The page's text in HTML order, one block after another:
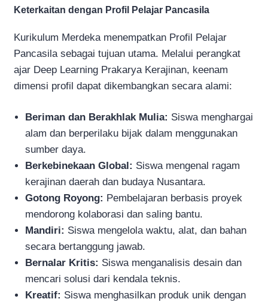
Keterkaitan dengan Profil Pelajar Pancasila
Kurikulum Merdeka menempatkan Profil Pelajar
Pancasila sebagai tujuan utama. Melalui perangkat
ajar Deep Learning Prakarya Kerajinan, keenam
dimensi profil dapat dikembangkan secara alami:
Beriman dan Berakhlak Mulia: Siswa menghargai
alam dan berperilaku bijak dalam menggunakan
sumber daya.
Berkebinekaan Global: Siswa mengenal ragam
kerajinan daerah dan budaya Nusantara.
Gotong Royong: Pembelajaran berbasis proyek
mendorong kolaborasi dan saling bantu.
Mandiri: Siswa mengelola waktu, alat, dan bahan
secara bertanggung jawab.
Bernalar Kritis: Siswa menganalisis desain dan
mencari solusi dari kendala teknis.
Kreatif: Siswa menghasilkan produk unik dengan